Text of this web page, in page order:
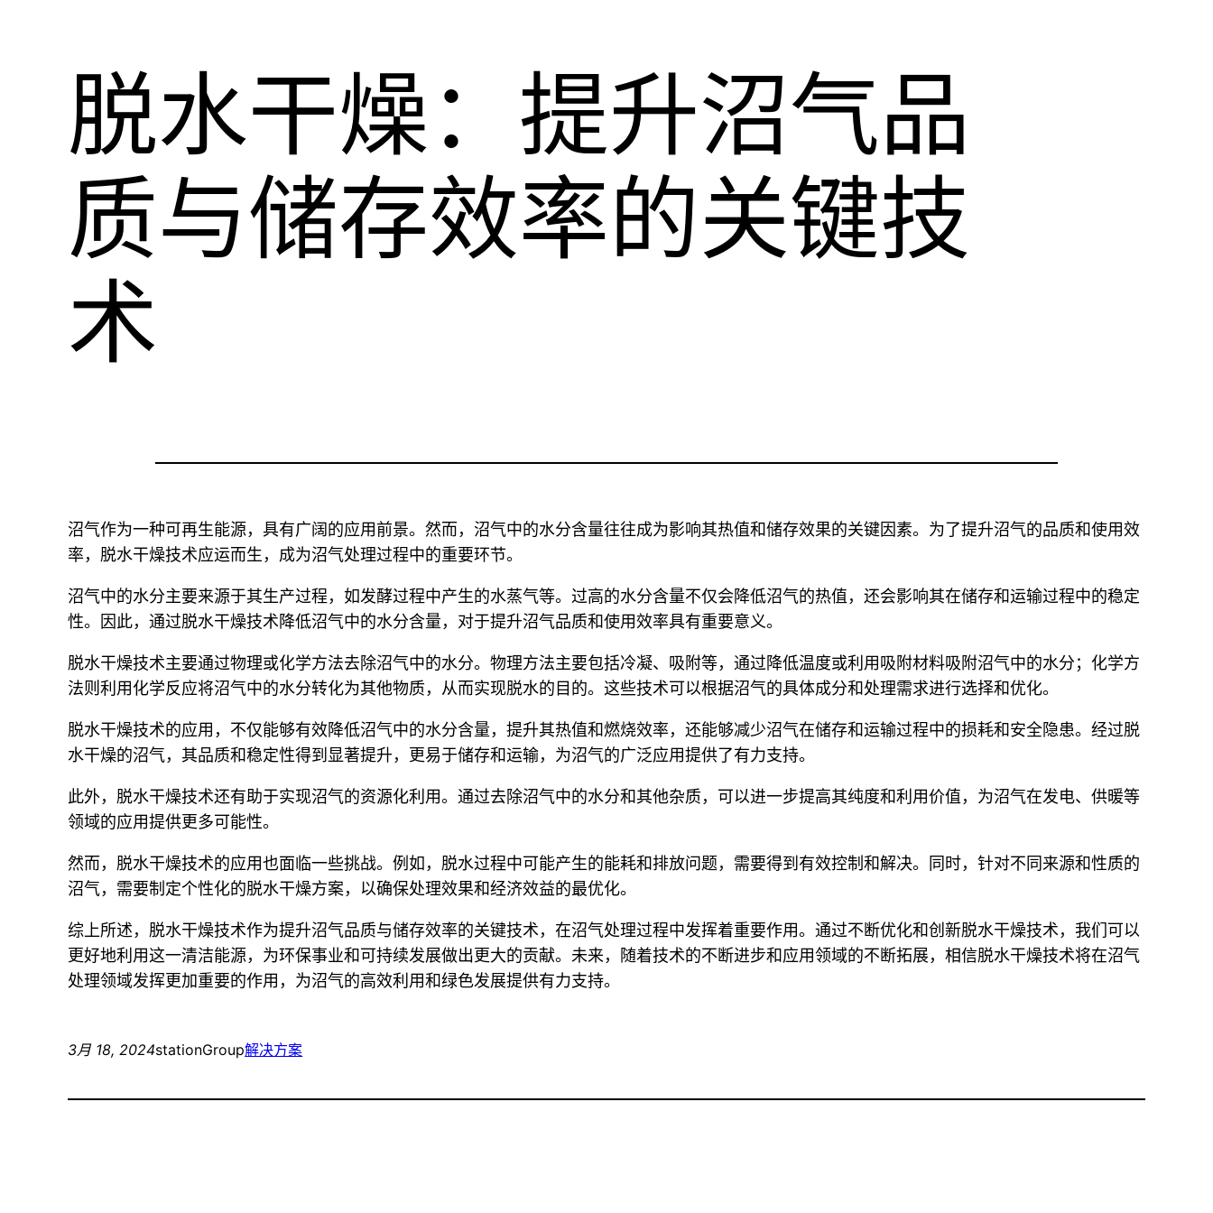
脱水干燥：提升沼气品
质与储存效率的关键技
术
沼气作为一种可再生能源，具有广阔的应用前景。然而，沼气中的水分含量往往成为影响其热值和储存效果的关键因素。为了提升沼气的品质和使用效
率，脱水干燥技术应运而生，成为沼气处理过程中的重要环节。
沼气中的水分主要来源于其生产过程，如发酵过程中产生的水蒸气等。过高的水分含量不仅会降低沼气的热值，还会影响其在储存和运输过程中的稳定
性。因此，通过脱水干燥技术降低沼气中的水分含量，对于提升沼气品质和使用效率具有重要意义。
脱水干燥技术主要通过物理或化学方法去除沼气中的水分。物理方法主要包括冷凝、吸附等，通过降低温度或利用吸附材料吸附沼气中的水分；化学方
法则利用化学反应将沼气中的水分转化为其他物质，从而实现脱水的目的。这些技术可以根据沼气的具体成分和处理需求进行选择和优化。
脱水干燥技术的应用，不仅能够有效降低沼气中的水分含量，提升其热值和燃烧效率，还能够减少沼气在储存和运输过程中的损耗和安全隐患。经过脱
水干燥的沼气，其品质和稳定性得到显著提升，更易于储存和运输，为沼气的广泛应用提供了有力支持。
此外，脱水干燥技术还有助于实现沼气的资源化利用。通过去除沼气中的水分和其他杂质，可以进一步提高其纯度和利用价值，为沼气在发电、供暖等
领域的应用提供更多可能性。
然而，脱水干燥技术的应用也面临一些挑战。例如，脱水过程中可能产生的能耗和排放问题，需要得到有效控制和解决。同时，针对不同来源和性质的
沼气，需要制定个性化的脱水干燥方案，以确保处理效果和经济效益的最优化。
综上所述，脱水干燥技术作为提升沼气品质与储存效率的关键技术，在沼气处理过程中发挥着重要作用。通过不断优化和创新脱水干燥技术，我们可以
更好地利用这一清洁能源，为环保事业和可持续发展做出更大的贡献。未来，随着技术的不断进步和应用领域的不断拓展，相信脱水干燥技术将在沼气
处理领域发挥更加重要的作用，为沼气的高效利用和绿色发展提供有力支持。
3月 18, 2024stationGroup解决方案